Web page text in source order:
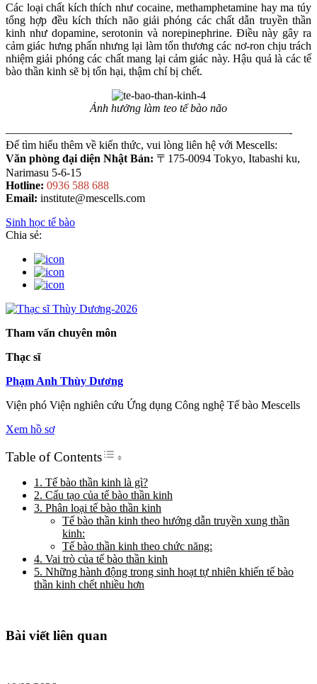
Các loại chất kích thích như cocaine, methamphetamine hay ma túy
tổng hợp đều kích thích não giải phóng các chất dẫn truyền thần
kinh như dopamine, serotonin và norepinephrine. Điều này gây ra
cảm giác hưng phấn nhưng lại làm tổn thương các nơ-ron chịu trách
nhiệm giải phóng các chất mang lại cảm giác này. Hậu quả là các tế
bào thần kinh sẽ bị tổn hại, thậm chí bị chết.
Ảnh hưởng làm teo tế bào não
—————————————————————————-
Để tìm hiểu thêm về kiến thức, vui lòng liên hệ với Mescells:
Văn phòng đại diện Nhật Bản: 〒175-0094 Tokyo, Itabashi ku,
Narimasu 5-6-15
Hotline: 0936 588 688
Email: institute@mescells.com
Sinh học tế bào
Chia sẻ:
Tham vấn chuyên môn
Thạc sĩ
Phạm Anh Thùy Dương
Viện phó Viện nghiên cứu Ứng dụng Công nghệ Tế bào Mescells
Xem hồ sơ
Table of ContentsToggle Table of Content
1. Tế bào thần kinh là gì?
2. Cấu tạo của tế bào thần kinh
3. Phân loại tế bào thần kinh
Tế bào thần kinh theo hướng dẫn truyền xung thần
kinh:
Tế bào thần kinh theo chức năng:
4. Vai trò của tế bào thần kinh
5. Những hành động trong sinh hoạt tự nhiên khiến tế bào
thần kinh chết nhiều hơn
Bài viết liên quan